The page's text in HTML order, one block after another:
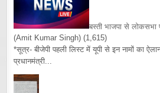
बस्ती भाजपा से लोकसभा
(Amit Kumar Singh) (1,615)
*सूत्र- बीजेपी पहली लिस्ट में यूपी से इन नामों का
प्रधानमंत्री...